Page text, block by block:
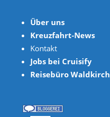
Über uns
Kreuzfahrt-News
Kontakt
Jobs bei Cruisify
Reisebüro Waldkirch